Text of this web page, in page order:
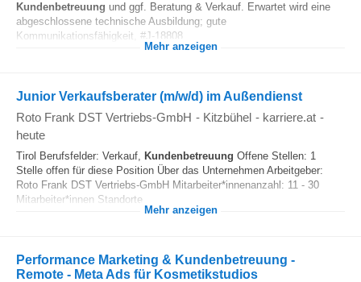
Kundenbetreuung und ggf. Beratung & Verkauf. Erwartet wird eine
abgeschlossene technische Ausbildung; gute
Kommunikationsfähigkeit, #J-18808...
Mehr anzeigen
Junior Verkaufsberater (m/w/d) im Außendienst
Roto Frank DST Vertriebs-GmbH - Kitzbühel - karriere.at -
heute
Tirol Berufsfelder: Verkauf, Kundenbetreuung Offene Stellen: 1
Stelle offen für diese Position Über das Unternehmen Arbeitgeber:
Roto Frank DST Vertriebs-GmbH Mitarbeiter*innenanzahl: 11 - 30
Mitarbeiter*innen Standorte...
Mehr anzeigen
Performance Marketing & Kundenbetreuung -
Remote - Meta Ads für Kosmetikstudios